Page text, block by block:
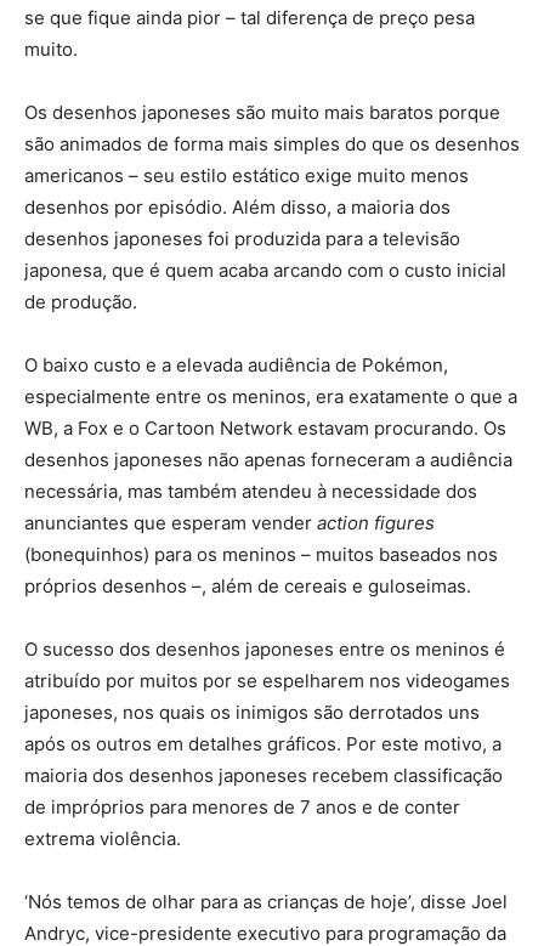
se que fique ainda pior – tal diferença de preço pesa
muito.
Os desenhos japoneses são muito mais baratos porque
são animados de forma mais simples do que os desenhos
americanos – seu estilo estático exige muito menos
desenhos por episódio. Além disso, a maioria dos
desenhos japoneses foi produzida para a televisão
japonesa, que é quem acaba arcando com o custo inicial
de produção.
O baixo custo e a elevada audiência de Pokémon,
especialmente entre os meninos, era exatamente o que a
WB, a Fox e o Cartoon Network estavam procurando. Os
desenhos japoneses não apenas forneceram a audiência
necessária, mas também atendeu à necessidade dos
anunciantes que esperam vender action figures
(bonequinhos) para os meninos – muitos baseados nos
próprios desenhos –, além de cereais e guloseimas.
O sucesso dos desenhos japoneses entre os meninos é
atribuído por muitos por se espelharem nos videogames
japoneses, nos quais os inimigos são derrotados uns
após os outros em detalhes gráficos. Por este motivo, a
maioria dos desenhos japoneses recebem classificação
de impróprios para menores de 7 anos e de conter
extrema violência.
‘Nós temos de olhar para as crianças de hoje’, disse Joel
Andryc, vice-presidente executivo para programação da